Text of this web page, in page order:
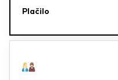
Plačilo